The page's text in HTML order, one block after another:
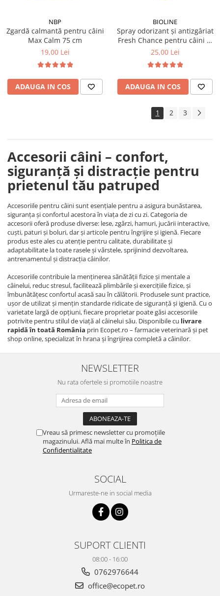
NBP
Zgardă calmantă pentru câini
Max Calm 75 cm
19,00 Lei
ADAUGA IN COS
BIOLINE
Spray odorizant și antizgâriat
Fresh Chance pentru câini și
pisici 118 ml
25,00 Lei
ADAUGA IN COS
1 2 3
Accesorii câini – confort,
siguranță și distracție pentru
prietenul tău patruped
Accesoriile pentru câini sunt esențiale pentru a asigura bunăstarea,
siguranța și confortul acestora în viața de zi cu zi. Categoria de
accesorii oferă produse diverse: lese, zgărzi, hamuri, jucării interactive,
cuști, paturi și boluri, dar și articole pentru îngrijire și igienă. Fiecare
produs este ales cu atenție pentru calitate, durabilitate și
adaptabilitate la toate rasele și vârstele, sprijinind dezvoltarea,
antrenamentul și distracția câinilor.
Accesoriile contribuie la menținerea sănătății fizice și mentale a
câinelui, reduc stresul, facilitează plimbările și exercițiile fizice, și
îmbunătățesc confortul acasă sau în călătorii. Produsele sunt practice,
ușor de utilizat și mențin standarde ridicate de siguranță și igienă. Cu o
varietate largă de opțiuni, fiecare proprietar poate găsi accesoriile
potrivite pentru stilul de viață al câinelui său. Disponibile cu livrare
rapidă în toată România prin Ecopet.ro – farmacie veterinară și pet
shop online, specializat în hrana și îngrijirea completă a câinilor.
NEWSLETTER
Nu rata ofertele si promotiile noastre
Vreau să primesc newsletter cu promoțiile
magazinului. Află mai multe în Politica de
Confidentialitate
SOCIAL
Urmareste-ne in social media
SUPORT CLIENTI
08:00 - 16:00
0762976644
office@ecopet.ro